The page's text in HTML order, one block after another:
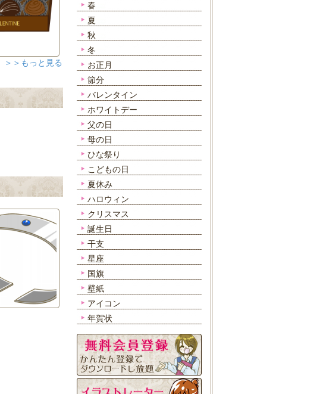
＞＞もっと見る
春
夏
秋
冬
お正月
節分
バレンタイン
ホワイトデー
父の日
母の日
ひな祭り
こどもの日
夏休み
ハロウィン
クリスマス
誕生日
干支
星座
国旗
壁紙
アイコン
年賀状